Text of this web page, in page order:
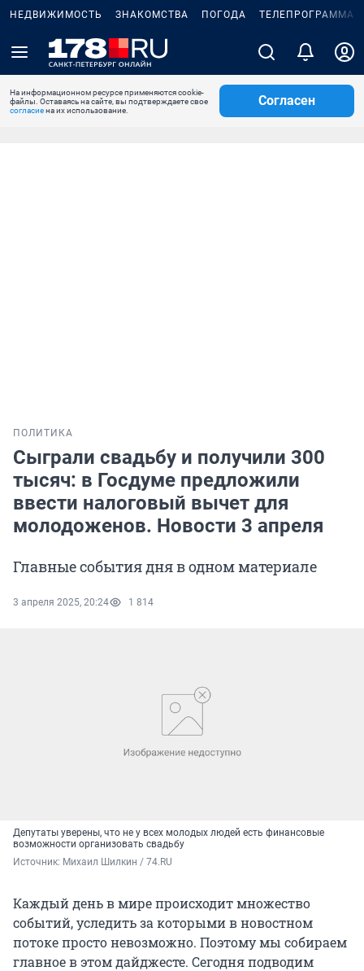
НЕДВИЖИМОСТЬ ЗНАКОМСТВА ПОГОДА ТЕЛЕПРОГРАММА
На информационном ресурсе применяются cookie-
файлы. Оставаясь на сайте, вы подтверждаете свое
согласиена их использование.
Согласен
ПОЛИТИКА
Сыграли свадьбу и получили 300
тысяч: в Госдуме предложили
ввести налоговый вычет для
молодоженов. Новости 3 апреля
Главные события дня в одном материале
3 апреля 2025, 20:24 1 814
Депутаты уверены, что не у всех молодых людей есть финансовые
возможности организовать свадьбу
Источник: Михаил Шилкин / 74.RU
Каждый день в мире происходит множество
событий, уследить за которыми в новостном
потоке просто невозможно. Поэтому мы собираем
главное в этом дайджесте. Сегодня подводим